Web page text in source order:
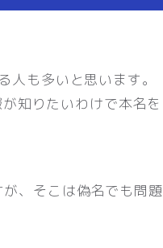
も多いと思います。
知りたいわけで本名を
、そこは偽名でも問題